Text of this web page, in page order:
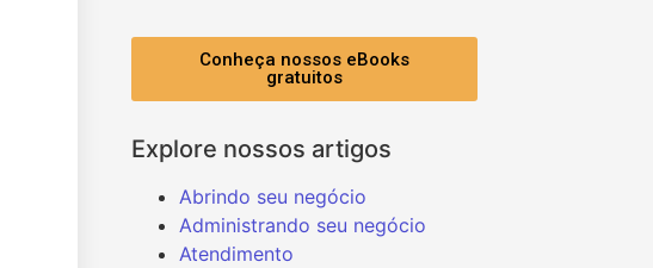
Conheça nossos eBooks
gratuitos
Explore nossos artigos
Abrindo seu negócio
Administrando seu negócio
Atendimento